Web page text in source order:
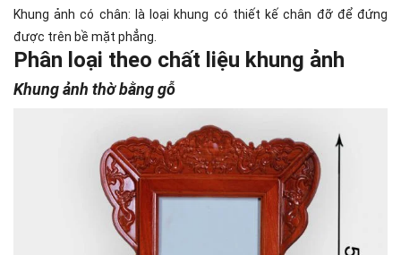
Khung ảnh có chân: là loại khung có thiết kế chân đỡ để đứng
được trên bề mặt phẳng.
Phân loại theo chất liệu khung ảnh
Khung ảnh thờ bằng gỗ